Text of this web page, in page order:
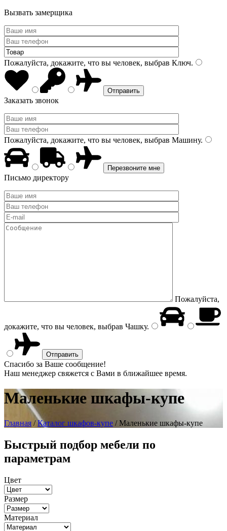
Вызвать замерщика
Пожалуйста, докажите, что вы человек, выбрав Ключ.
Заказать звонок
Пожалуйста, докажите, что вы человек, выбрав Машину.
Письмо директору
Пожалуйста,
докажите, что вы человек, выбрав Чашку.
Спасибо за Ваше сообщение!
Наш менеджер свяжется с Вами в ближайшее время.
Маленькие шкафы-купе
Главная /Каталог шкафов-купе / Маленькие шкафы-купе
Быстрый подбор мебели по
параметрам
Цвет
Размер
Материал